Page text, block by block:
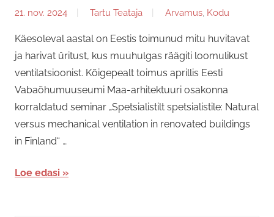
21. nov. 2024 Tartu Teataja Arvamus, Kodu
Käesoleval aastal on Eestis toimunud mitu huvitavat
ja harivat üritust, kus muuhulgas räägiti loomulikust
ventilatsioonist. Kõigepealt toimus aprillis Eesti
Vabaõhumuuseumi Maa-arhitektuuri osakonna
korraldatud seminar „Spetsialistilt spetsialistile: Natural
versus mechanical ventilation in renovated buildings
in Finland“ …
Loe edasi